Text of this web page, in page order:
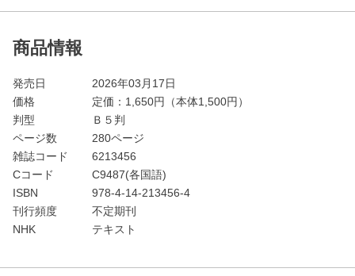
商品情報
発売日
2026年03月17日
価格
定価： 1,650円（本体1,500円）
判型
Ｂ５判
ページ数
280ページ
雑誌コード
6213456
Cコード
C9487(各国語)
ISBN
978-4-14-213456-4
刊行頻度
不定期刊
NHK
テキスト